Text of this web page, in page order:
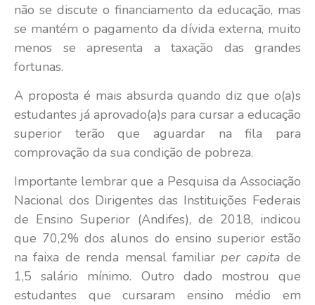
não se discute o financiamento da educação, mas
se mantém o pagamento da dívida externa, muito
menos se apresenta a taxação das grandes
fortunas.
A proposta é mais absurda quando diz que o(a)s
estudantes já aprovado(a)s para cursar a educação
superior terão que aguardar na fila para
comprovação da sua condição de pobreza.
Importante lembrar que a Pesquisa da Associação
Nacional dos Dirigentes das Instituições Federais
de Ensino Superior (Andifes), de 2018, indicou
que 70,2% dos alunos do ensino superior estão
na faixa de renda mensal familiarper capita de
1,5 salário mínimo. Outro dado mostrou que
estudantes que cursaram ensino médio em